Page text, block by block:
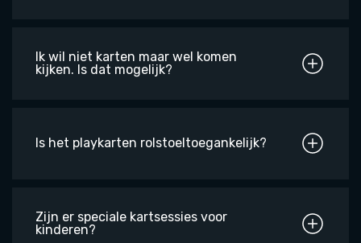
Ik wil niet karten maar wel komen
kijken. Is dat mogelijk?
Is het playkarten rolstoeltoegankelijk?
Zijn er speciale kartsessies voor
kinderen?